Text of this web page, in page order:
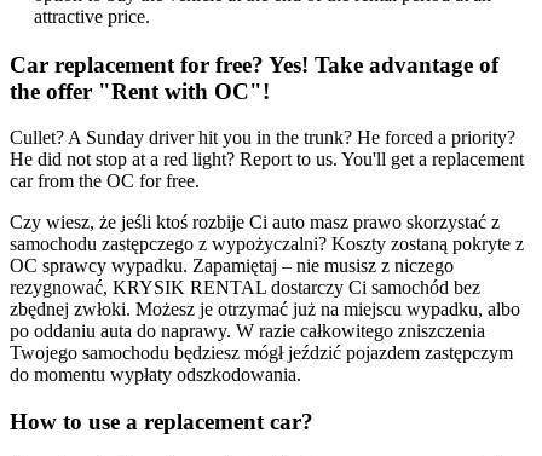
attractive price.
Car replacement for free? Yes! Take advantage of
the offer "Rent with OC"!
Cullet? A Sunday driver hit you in the trunk? He forced a priority?
He did not stop at a red light? Report to us. You'll get a replacement
car from the OC for free.
Czy wiesz, że jeśli ktoś rozbije Ci auto masz prawo skorzystać z
samochodu zastępczego z wypożyczalni? Koszty zostaną pokryte z
OC sprawcy wypadku. Zapamiętaj – nie musisz z niczego
rezygnować, KRYSIK RENTAL dostarczy Ci samochód bez
zbędnej zwłoki. Możesz je otrzymać już na miejscu wypadku, albo
po oddaniu auta do naprawy. W razie całkowitego zniszczenia
Twojego samochodu będziesz mógł jeździć pojazdem zastępczym
do momentu wypłaty odszkodowania.
How to use a replacement car?